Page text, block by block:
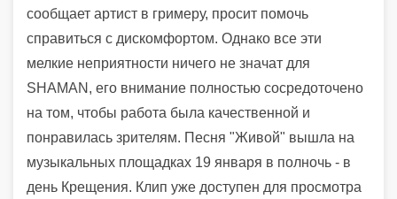
сообщает артист в гримеру, просит помочь
справиться с дискомфортом. Однако все эти
мелкие неприятности ничего не значат для
SHAMAN, его внимание полностью сосредоточено
на том, чтобы работа была качественной и
понравилась зрителям. Песня "Живой" вышла на
музыкальных площадках 19 января в полночь - в
день Крещения. Клип уже доступен для просмотра